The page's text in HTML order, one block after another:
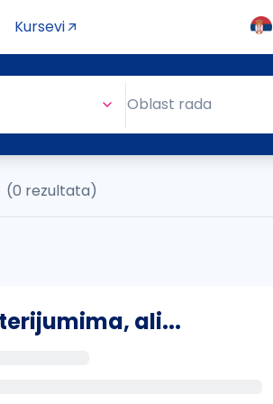
Kursevi
Oblast rada
(0 rezultata)
ali...